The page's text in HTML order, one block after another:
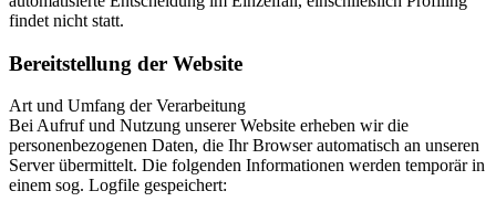
findet nicht statt.
Bereitstellung der Website
Art und Umfang der Verarbeitung
Bei Aufruf und Nutzung unserer Website erheben wir die
personenbezogenen Daten, die Ihr Browser automatisch an unseren
Server übermittelt. Die folgenden Informationen werden temporär in
einem sog. Logfile gespeichert: